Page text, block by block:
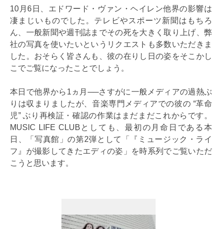
10月6日、エドワード・ヴァン・ヘイレン他界の影響は
凄まじいものでした。テレビやスポーツ新聞はもちろ
ん、一般新聞や週刊誌までその死を大きく取り上げ、弊
社の写真を使いたいというリクエストも多数いただきま
した。おそらく皆さんも、彼の在りし日の姿をそこかし
こでご覧になったことでしょう。
本日で他界から1ヵ月──さすがに一般メディアの過熱ぶ
りは収まりましたが、音楽専門メディアでの彼の “革命
児” ぶり再検証・確認の作業はまだまだこれからです。
MUSIC LIFE CLUBとしても、最初の月命日である本
日、「写真館」の第2弾として「『ミュージック・ライ
フ』が撮影してきたエディの姿」を時系列でご覧いただ
こうと思います。